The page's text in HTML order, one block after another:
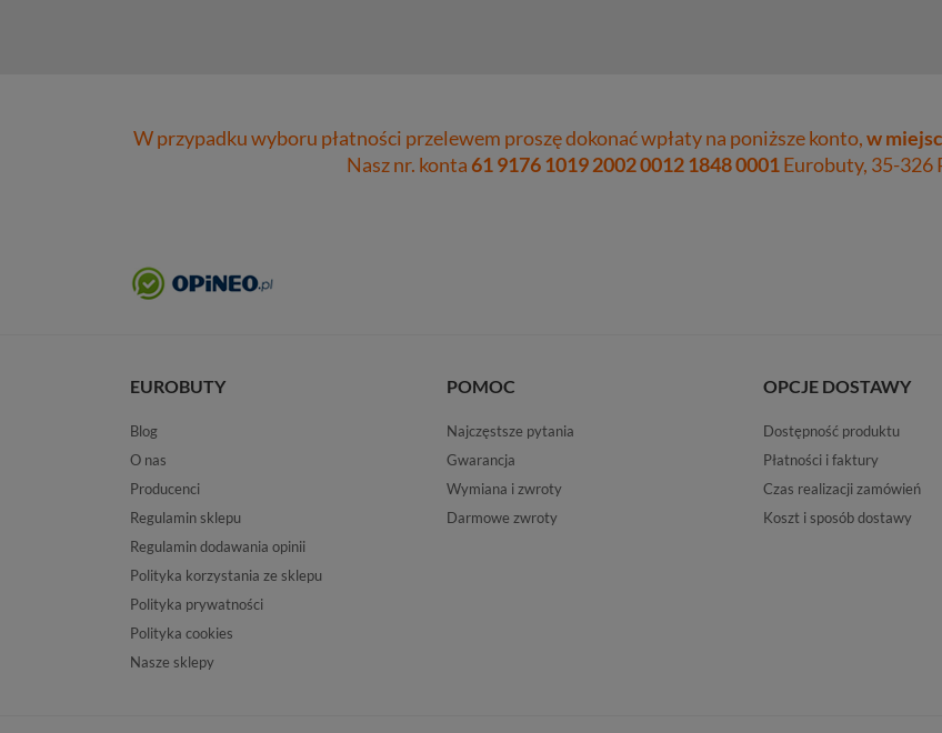
W przypadku wyboru płatności przelewem proszę dokonać wpłaty na poniższe konto,w
Nasz nr. konta61 9176 1019 2002 0012 1848 0001Eurobuty, 35-326
EUROBUTY
Blog
O nas
Producenci
Regulamin sklepu
Regulamin dodawania opinii
Polityka korzystania ze sklepu
Polityka prywatności
Polityka cookies
Nasze sklepy
POMOC
Najczęstsze pytania
Gwarancja
Wymiana i zwroty
Darmowe zwroty
OPCJE DOSTAWY
Dostępność produktu
Płatności i faktury
Czas realizacji zamówień
Koszt i sposób dostawy